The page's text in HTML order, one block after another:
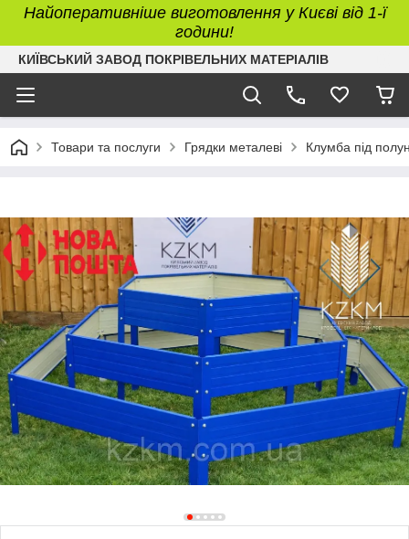
Найоперативніше виготовлення у Києві від 1-ї
години!
КИЇВСЬКИЙ ЗАВОД ПОКРІВЕЛЬНИХ МАТЕРІАЛІВ
Товари та послуги Грядки металеві Клумба під